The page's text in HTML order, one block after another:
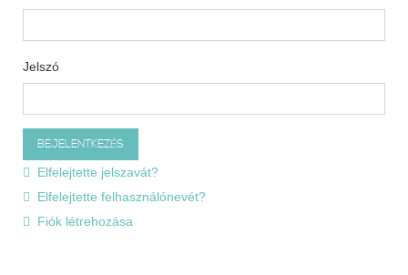
Jelszó
Elfelejtette jelszavát?
Elfelejtette felhasználónevét?
Fiók létrehozása